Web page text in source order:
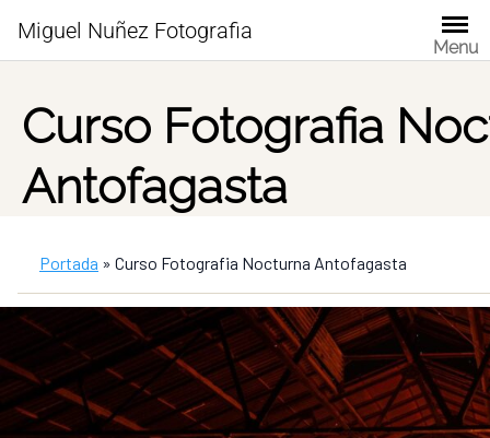
Miguel Nuñez Fotografia
Menu
Curso Fotografia
Antofagasta
Portada » Curso Fotografia Nocturna Antofagasta